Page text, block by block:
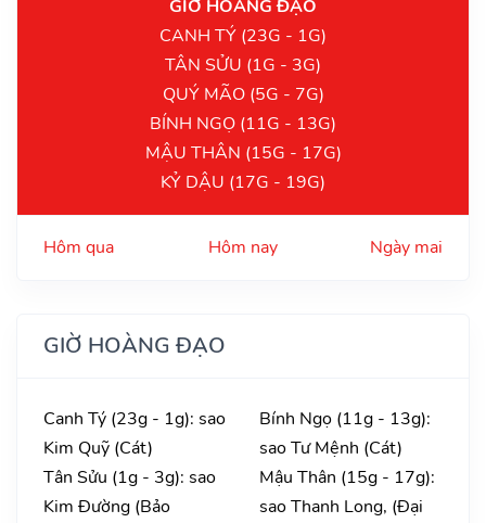
GIỜ HOÀNG ĐẠO
CANH TÝ (23G - 1G)
TÂN SỬU (1G - 3G)
QUÝ MÃO (5G - 7G)
BÍNH NGỌ (11G - 13G)
MẬU THÂN (15G - 17G)
KỶ DẬU (17G - 19G)
Hôm qua Hôm nay Ngày mai
GIỜ HOÀNG ĐẠO
Canh Tý (23g - 1g): sao
Kim Quỹ (Cát)
Tân Sửu (1g - 3g): sao
Kim Đường (Bảo
Bính Ngọ (11g - 13g):
sao Tư Mệnh (Cát)
Mậu Thân (15g - 17g):
sao Thanh Long, (Đại